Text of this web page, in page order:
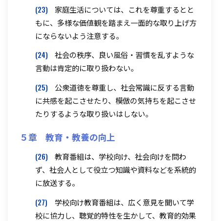
(23)
家庭生活については、これを尊重するとと
もに、多様な価値観を踏まえ一面的な取り上げ方
にならないよう注意する。
(24)
社会の秩序、良い風俗・習慣を乱すような
言動は肯定的に取り扱わない。
(25)
公衆道徳を尊重し、社会常識に反する言動
に共感を起こさせたり、模倣の気持ちを起こさせ
たりするような取り扱いはしない。
５章 教育・教養の向上
(26)
教育番組は、学校向け、社会向けを問わ
ず、社会人として役立つ知識や資料などを系統的
に放送する。
(27)
学校向け教育番組は、広く意見を聞いて学
校に協力し、聴覚的特性を生かして、教育的効果